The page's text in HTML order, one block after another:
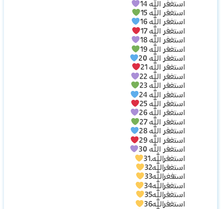
استغفر الله 14
استغفر الله 15
استغفر الله 16
استغفر الله 17
استغفر الله 18
استغفر الله 19
استغفر الله 20
استغفر الله 21
استغفر الله 22
استغفر الله 23
استغفر الله 24
استغفر الله 25
استغفر الله 26
استغفر الله 27
استغفر الله 28
استغفر الله 29
استغفر الله 30
استغفرالله.31
استغفرالله32
استفغرالله33
استغفرالله34
استغفرالله35
استغفرالله36